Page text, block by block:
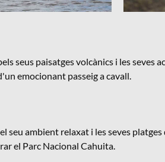
seus paisatges volcànics i les seves
emocionant passeig a cavall.
seu ambient relaxat i les seves
el Parc Nacional Cahuita.